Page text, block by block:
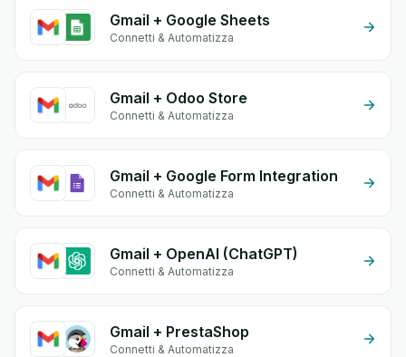
Gmail + Google Sheets
Connetti & Automatizza
Gmail + Odoo Store
Connetti & Automatizza
Gmail + Google Form Integration
Connetti & Automatizza
Gmail + OpenAI (ChatGPT)
Connetti & Automatizza
Gmail + PrestaShop
Connetti & Automatizza